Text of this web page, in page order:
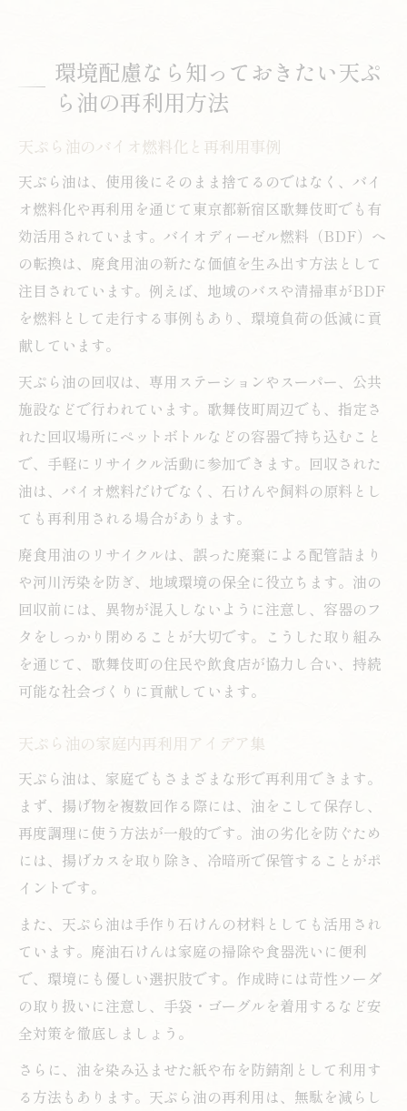
環境配慮なら知っておきたい天ぷ
ら油の再利用方法
天ぷら油のバイオ燃料化と再利用事例
天ぷら油は、使用後にそのまま捨てるのではなく、バイ
オ燃料化や再利用を通じて東京都新宿区歌舞伎町でも有
効活用されています。バイオディーゼル燃料（BDF）へ
の転換は、廃食用油の新たな価値を生み出す方法として
注目されています。例えば、地域のバスや清掃車がBDF
を燃料として走行する事例もあり、環境負荷の低減に貢
献しています。
天ぷら油の回収は、専用ステーションやスーパー、公共
施設などで行われています。歌舞伎町周辺でも、指定さ
れた回収場所にペットボトルなどの容器で持ち込むこと
で、手軽にリサイクル活動に参加できます。回収された
油は、バイオ燃料だけでなく、石けんや飼料の原料とし
ても再利用される場合があります。
廃食用油のリサイクルは、誤った廃棄による配管詰まり
や河川汚染を防ぎ、地域環境の保全に役立ちます。油の
回収前には、異物が混入しないように注意し、容器のフ
タをしっかり閉めることが大切です。こうした取り組み
を通じて、歌舞伎町の住民や飲食店が協力し合い、持続
可能な社会づくりに貢献しています。
天ぷら油の家庭内再利用アイデア集
天ぷら油は、家庭でもさまざまな形で再利用できます。
まず、揚げ物を複数回作る際には、油をこして保存し、
再度調理に使う方法が一般的です。油の劣化を防ぐため
には、揚げカスを取り除き、冷暗所で保管することがポ
イントです。
また、天ぷら油は手作り石けんの材料としても活用され
ています。廃油石けんは家庭の掃除や食器洗いに便利
で、環境にも優しい選択肢です。作成時には苛性ソーダ
の取り扱いに注意し、手袋・ゴーグルを着用するなど安
全対策を徹底しましょう。
さらに、油を染み込ませた紙や布を防錆剤として利用す
る方法もあります。天ぷら油の再利用は、無駄を減らし